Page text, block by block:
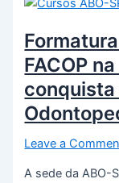
FACOP
Leave a
A sede da ABO-